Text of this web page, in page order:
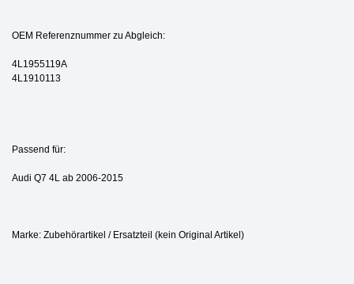
OEM Referenznummer zu Abgleich:
4L1955119A
4L1910113
Passend für:
Audi Q7 4L ab 2006-2015
Marke: Zubehörartikel / Ersatzteil (kein Original Artikel)